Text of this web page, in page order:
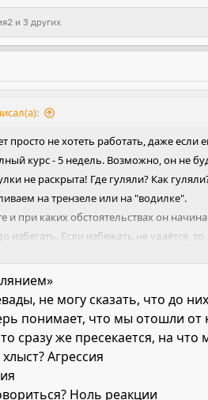
и 3 других
просто не хотеть работать, даже
курс - 5 недель. Возможно, он не
не раскрыта! Где гуляли? Как
на трензеле или на "водилке".
и при каких обстоятельствах он
избегать. Если избежать не удаётся,
трава, то можно ему накосить травы и
не могу сказать, что до
понимает, что мы отошли
сразу же пресекается, на
Агрессия
Ноль реакции